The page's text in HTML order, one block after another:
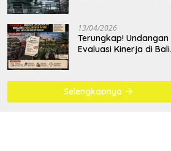
13/04/2026
Terungkap! Undangan
Evaluasi Kinerja di Bali
Mengular
Selengkapnya